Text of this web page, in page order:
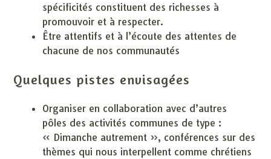
spécificités constituent des richesses à
promouvoir et à respecter.
Être attentifs et à l’écoute des attentes de
chacune de nos communautés
Quelques pistes envisagées
Organiser en collaboration avec d’autres
pôles des activités communes de type :
« Dimanche autrement », conférences sur des
thèmes qui nous interpellent comme chrétiens